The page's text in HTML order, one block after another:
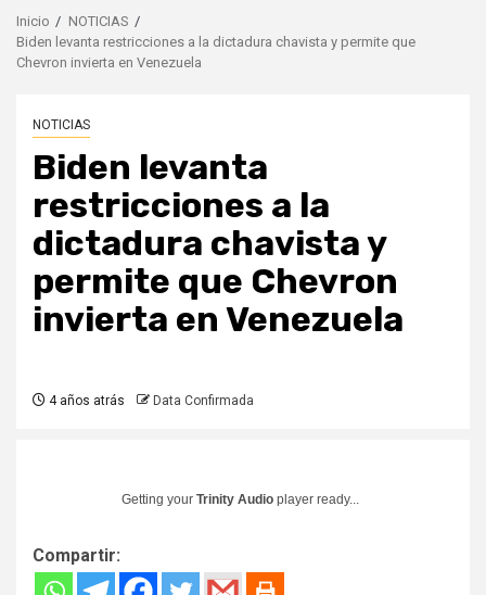
Inicio
NOTICIAS
Biden levanta restricciones a la dictadura chavista y permite que
Chevron invierta en Venezuela
NOTICIAS
Biden levanta
restricciones a la
dictadura chavista y
permite que Chevron
invierta en Venezuela
4 años atrás Data Confirmada
Getting your Trinity Audio player ready...
Compartir: